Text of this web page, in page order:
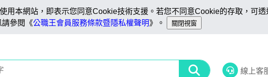
本網站，即表示您同意Cookie技術支援。若您不同意Cookie的存取，可
請參閱《公職王會員服務條款暨隱私權聲明》。
線上客